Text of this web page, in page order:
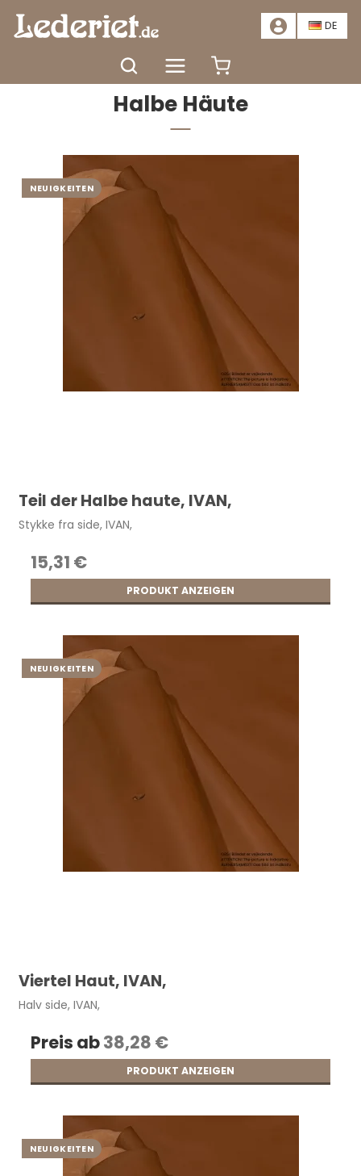
ANGEBOT – SPAREN SIE MINDESTENS 20 %. HIER KLICKEN📣
DE
Materialien Leder
Halbe Häute
NEUIGKEITEN
Teil der Halbe haute, IVAN,
Stykke fra side, IVAN,
15,31 €
PRODUKT ANZEIGEN
NEUIGKEITEN
Viertel Haut, IVAN,
Halv side, IVAN,
Preis ab38,28 €
PRODUKT ANZEIGEN
NEUIGKEITEN